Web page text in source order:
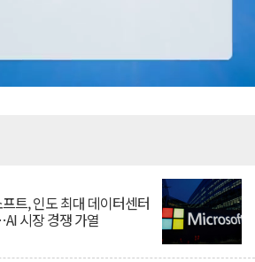
트, 인도 최대 데이터센터
시장 경쟁 가열